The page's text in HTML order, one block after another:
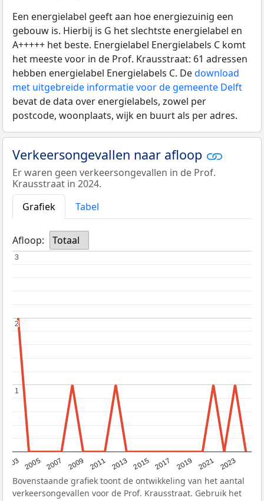
Een energielabel geeft aan hoe energiezuinig een
gebouw is. Hierbij is G het slechtste energielabel en
A+++++ het beste. Energielabel Energielabels C komt
het meeste voor in de Prof. Krausstraat: 61 adressen
hebben energielabel Energielabels C. Dedownload
met uitgebreide informatie voor de gemeente Delft
bevat de data over energielabels, zowel per
postcode, woonplaats, wijk en buurt als per adres.
Verkeersongevallen naar afloop
Er waren geen verkeersongevallen in de Prof.
Krausstraat in 2024.
Grafiek
Tabel
Afloop: Totaal
2003 2005 2007 2009 2011 2013 2015 2017 2019 2021 2023
1
1
2
2
3
3
Bovenstaande grafiek toont de ontwikkeling van het aantal
verkeersongevallen voor de Prof. Krausstraat. Gebruik het